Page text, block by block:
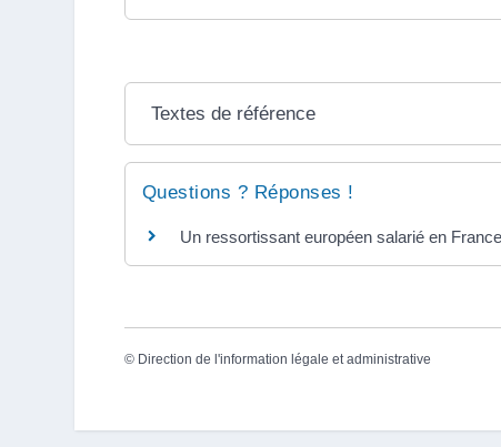
Textes de référence
Questions ? Réponses !
Un ressortissant européen salarié en
© Direction de l'information légale et administrative